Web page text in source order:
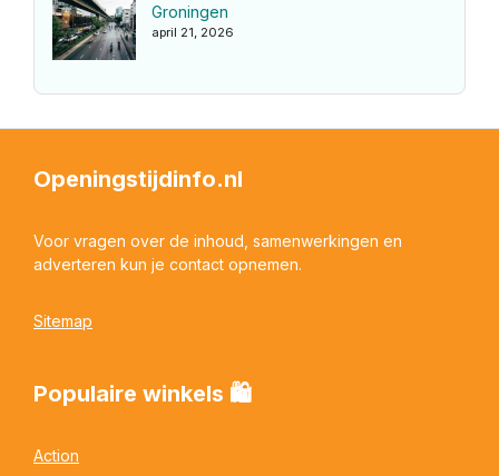
Groningen
april 21, 2026
Openingstijdinfo.nl
Voor vragen over de inhoud, samenwerkingen en
adverteren kun je contact opnemen.
Sitemap
Populaire winkels 🛍
Action